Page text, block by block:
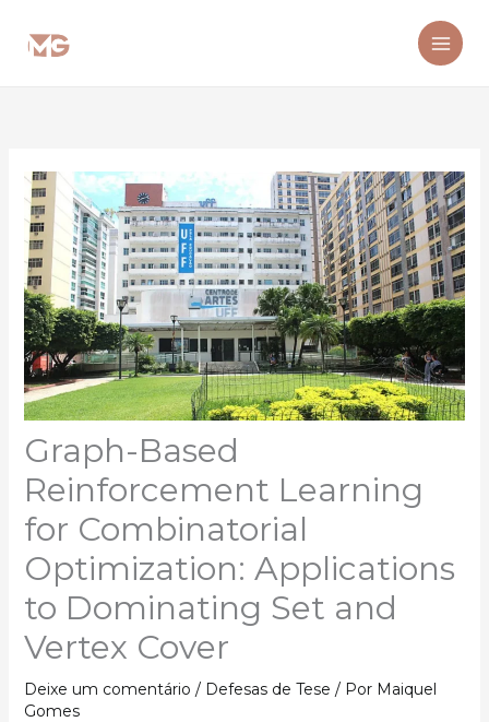
para
Graph-Based
Reinforcement Learning
for Combinatorial
Optimization: Applications
to Dominating Set and
Vertex Cover
Deixe um comentário / Defesas de Tese / Por Maiquel
Gomes